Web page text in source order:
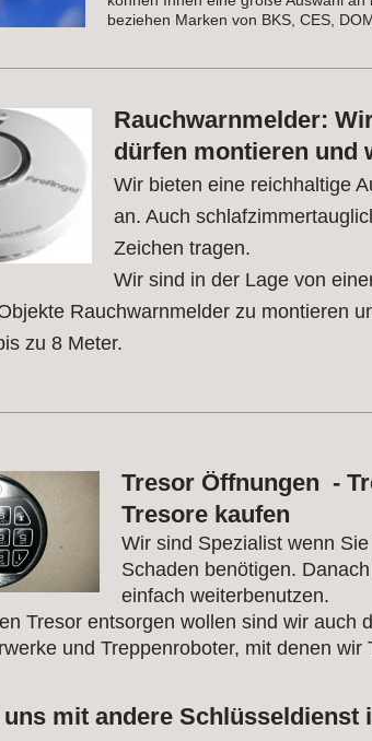
beziehen Marken von BKS, CES,
Rauchwarnmelder:
dürfen montieren und
Wir bieten eine reichhaltige
an. Auch
Zeichen tragen.
Wir sind in der Lage von
Rauchwarnmelder zu montieren
zu 8 Meter.
Tresor Öffnungen -
Tresore kaufen
Wir sind Spezialist wenn
Schaden benötigen.
einfach weiterbenutzen.
Tresor entsorgen wollen sind wir auch
und Treppenroboter, mit denen wir
uns mit andere Schlüsseldienst